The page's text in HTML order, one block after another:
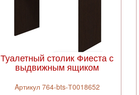
Туалетный столик Фиеста с
выдвижным ящиком
Aртикул 764-bts-Т0018652